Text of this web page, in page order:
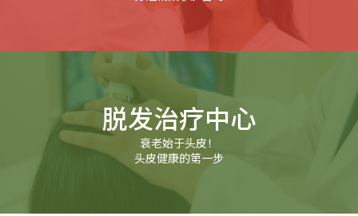
脱发治疗中心
衰老始于头皮！
头皮健康的第一步